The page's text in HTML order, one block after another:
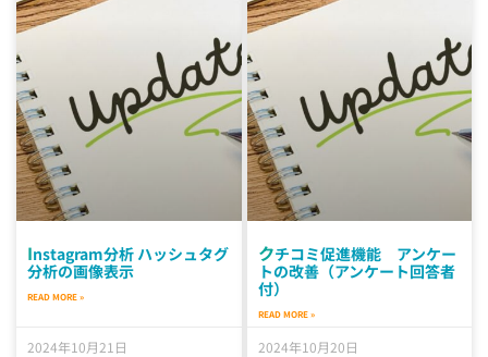
Instagram分析 ハッシュタグ
分析の画像表示
READ MORE »
2024年10月21日
クチコミ促進機能 アンケー
トの改善（アンケート回答者
付）
READ MORE »
2024年10月20日